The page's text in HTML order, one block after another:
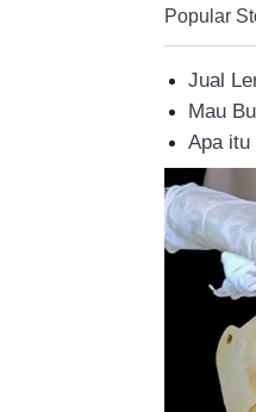
Popular
Jual
Mau
Apa itu